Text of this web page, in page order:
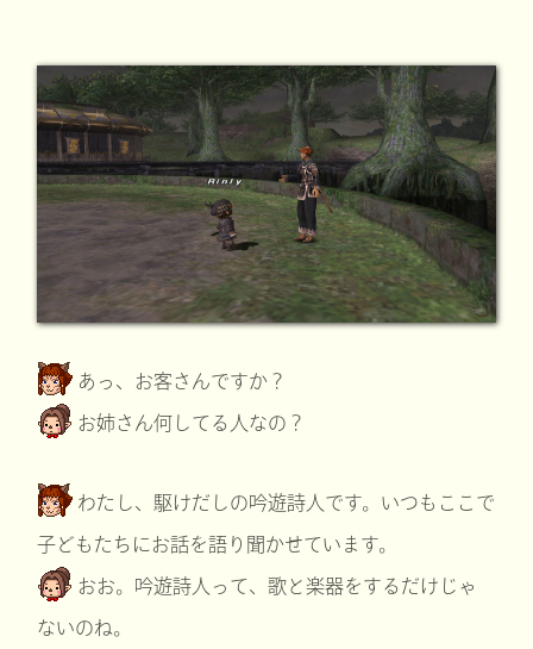
あっ、お客さんですか？
お姉さん何してる人なの？
わたし、駆けだしの吟遊詩人です。いつもここで
子どもたちにお話を語り聞かせています。
おお。吟遊詩人って、歌と楽器をするだけじゃ
ないのね。